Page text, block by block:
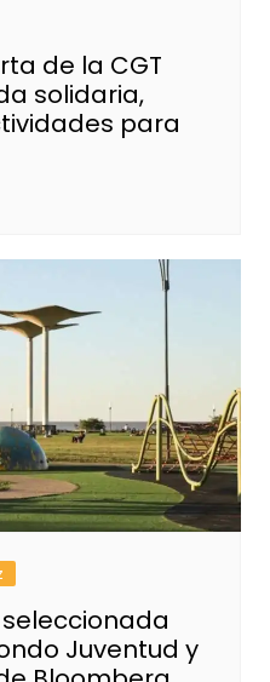
de la CGT
solidaria,
para
Juventud y